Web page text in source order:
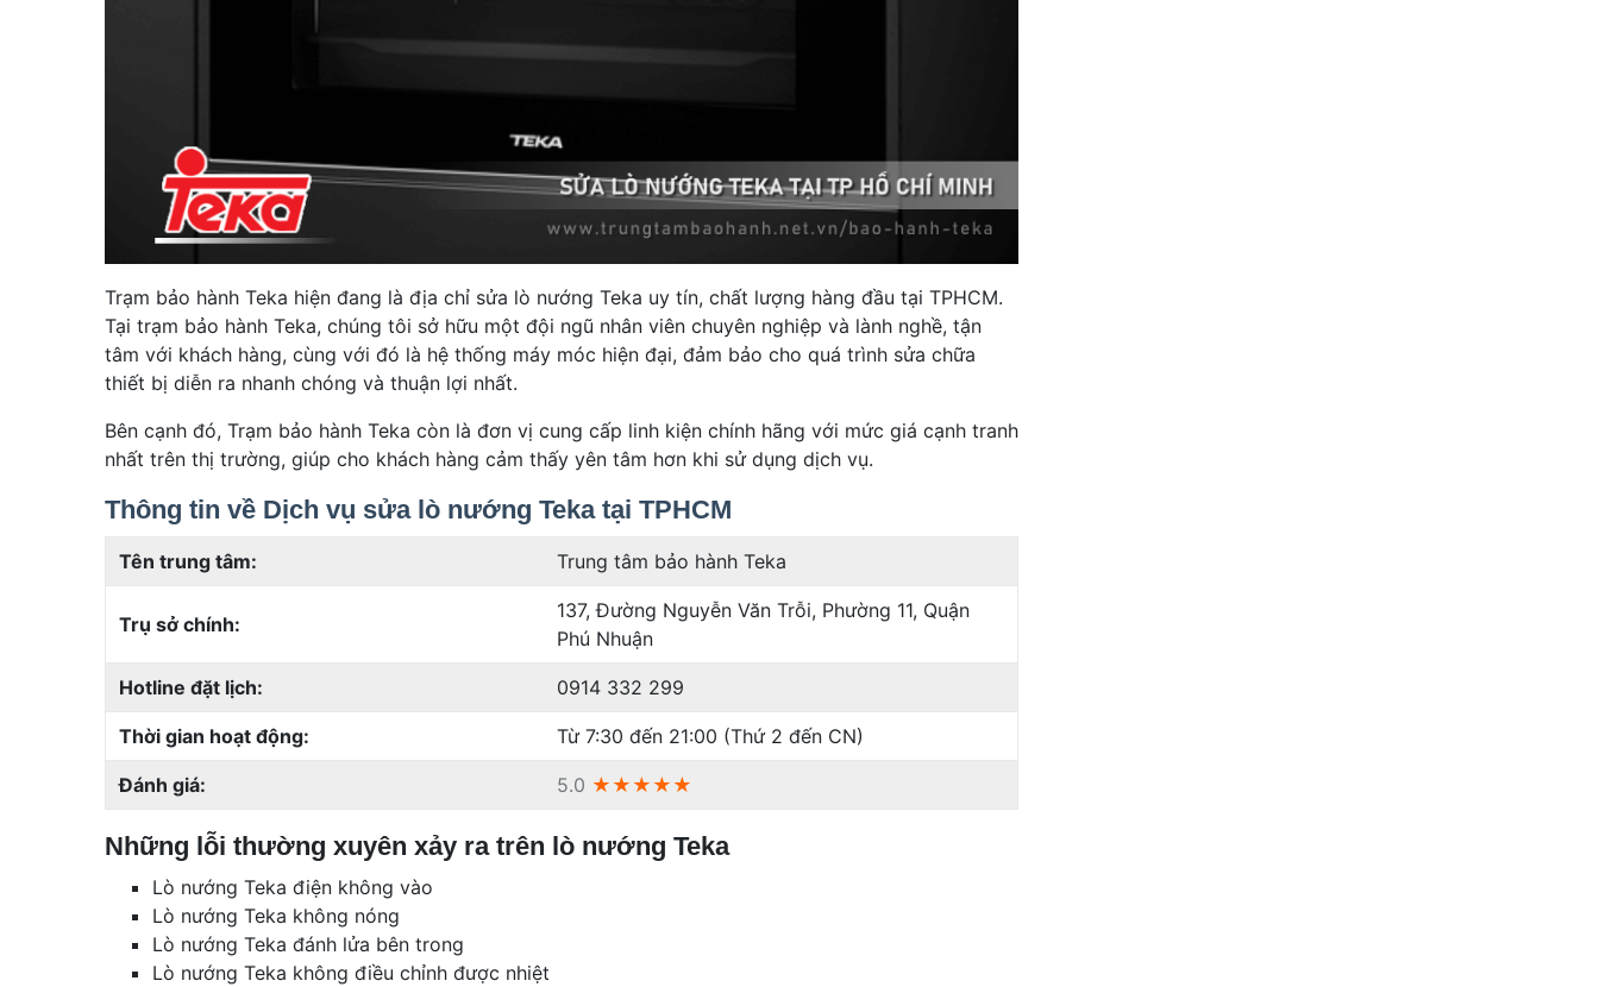
Trạm bảo hành Teka hiện đang là địa chỉ sửa lò nướng Teka uy tín, chất lượng hàng đầu tại TPHCM.
Tại trạm bảo hành Teka, chúng tôi sở hữu một đội ngũ nhân viên chuyên nghiệp và lành nghề, tận
tâm với khách hàng, cùng với đó là hệ thống máy móc hiện đại, đảm bảo cho quá trình sửa chữa
thiết bị diễn ra nhanh chóng và thuận lợi nhất.
Bên cạnh đó, Trạm bảo hành Teka còn là đơn vị cung cấp linh kiện chính hãng với mức giá cạnh tranh
nhất trên thị trường, giúp cho khách hàng cảm thấy yên tâm hơn khi sử dụng dịch vụ.
Thông tin về Dịch vụ sửa lò nướng Teka tại TPHCM
Tên trung tâm: Trung tâm bảo hành Teka
Trụ sở chính:
137, Đường Nguyễn Văn Trỗi, Phường 11, Quận
Phú Nhuận
Hotline đặt lịch: 0914 332 299
Thời gian hoạt động: Từ 7:30 đến 21:00 (Thứ 2 đến CN)
Đánh giá: 5.0 ★★★★★
Những lỗi thường xuyên xảy ra trên lò nướng Teka
Lò nướng Teka điện không vào
Lò nướng Teka không nóng
Lò nướng Teka đánh lửa bên trong
Lò nướng Teka không điều chỉnh được nhiệt